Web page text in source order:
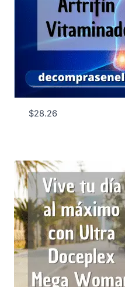
$28.26